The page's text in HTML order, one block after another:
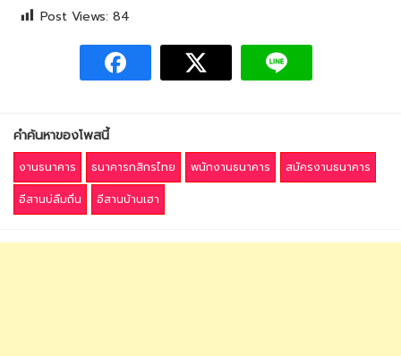
Post Views: 84
คำค้นหาของโพสนี้
งานธนาคาร ธนาคารกสิกรไทย พนักงานธนาคาร
สมัครงานธนาคาร
อีสานบ่ลืมถิ่น
อีสานบ้านเฮา